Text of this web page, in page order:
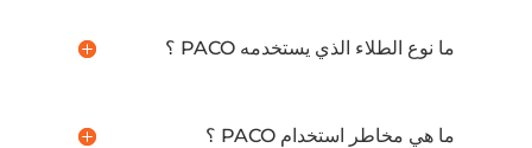
ما نوع الطلاء الذي يستخدمه PACO ؟
ما هي مخاطر استخدام PACO ؟